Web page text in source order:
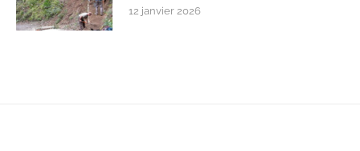
12 janvier 2026